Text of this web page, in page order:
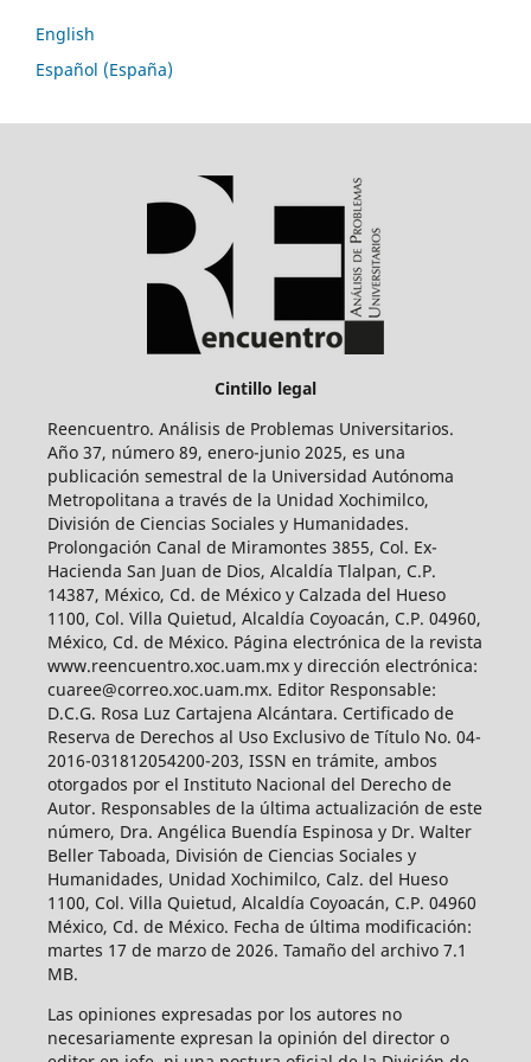
English
Español (España)
Cintillo legal
Reencuentro. Análisis de Problemas Universitarios.
Año 37, número 89, enero-junio 2025, es una
publicación semestral de la Universidad Autónoma
Metropolitana a través de la Unidad Xochimilco,
División de Ciencias Sociales y Humanidades.
Prolongación Canal de Miramontes 3855, Col. Ex-
Hacienda San Juan de Dios, Alcaldía Tlalpan, C.P.
14387, México, Cd. de México y Calzada del Hueso
1100, Col. Villa Quietud, Alcaldía Coyoacán, C.P. 04960,
México, Cd. de México. Página electrónica de la revista
www.reencuentro.xoc.uam.mx y dirección electrónica:
cuaree@correo.xoc.uam.mx. Editor Responsable:
D.C.G. Rosa Luz Cartajena Alcántara. Certificado de
Reserva de Derechos al Uso Exclusivo de Título No. 04-
2016-031812054200-203, ISSN en trámite, ambos
otorgados por el Instituto Nacional del Derecho de
Autor. Responsables de la última actualización de este
número, Dra. Angélica Buendía Espinosa y Dr. Walter
Beller Taboada, División de Ciencias Sociales y
Humanidades, Unidad Xochimilco, Calz. del Hueso
1100, Col. Villa Quietud, Alcaldía Coyoacán, C.P. 04960
México, Cd. de México. Fecha de última modificación:
martes 17 de marzo de 2026. Tamaño del archivo 7.1
MB.
Las opiniones expresadas por los autores no
necesariamente expresan la opinión del director o